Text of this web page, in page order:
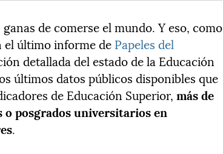
de comerse el mundo. Y eso, como
el último informe dePapeles del
detallada del estado de la Educación
últimos datos públicos disponibles que
de Educación Superior,más de
o posgrados universitarios en
.